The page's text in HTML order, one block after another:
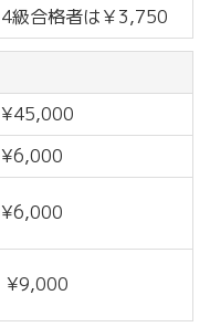
4級合格者は￥3,750
¥45,000
¥6,000
¥6,000
¥9,000